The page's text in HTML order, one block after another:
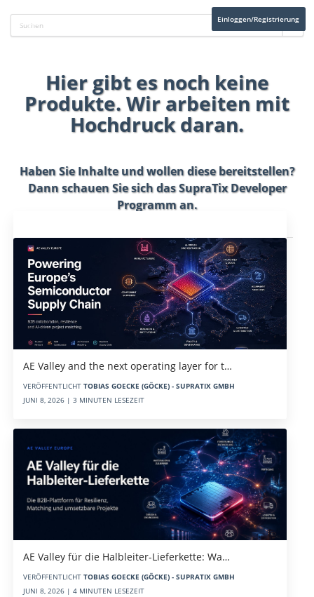
Einloggen/Registrierung
Hier gibt es noch keine
Produkte. Wir arbeiten mit
Hochdruck daran.
Haben Sie Inhalte und wollen diese bereitstellen?
Dann schauen Sie sich dasSupraTix Developer
Programman.
AE Valley and the next operating layer for t…
VERÖFFENTLICHT TOBIAS GOECKE (GÖCKE) - SUPRATIX GMBH
JUNI 8, 2026 | 3 MINUTEN LESEZEIT
AE Valley für die Halbleiter-Lieferkette: Wa…
VERÖFFENTLICHT TOBIAS GOECKE (GÖCKE) - SUPRATIX GMBH
JUNI 8, 2026 | 4 MINUTEN LESEZEIT